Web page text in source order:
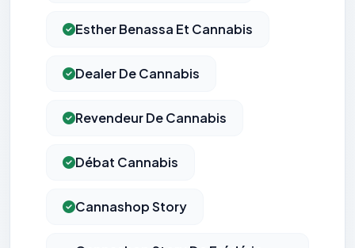
Esther Benassa Et Cannabis
Dealer De Cannabis
Revendeur De Cannabis
Débat Cannabis
Cannashop Story